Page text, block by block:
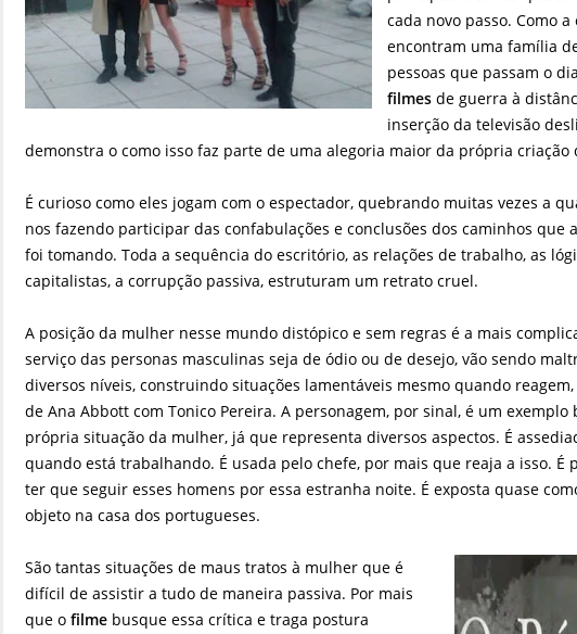
cada novo passo. Como
encontram uma família
pessoas que passam o
filmesde guerra à
inserção da televisão
demonstra o como isso faz parte de uma alegoria maior da própria criação
É curioso como eles jogam com o espectador, quebrando muitas vezes a
nos fazendo participar das confabulações e conclusões dos caminhos que
foi tomando. Toda a sequência do escritório, as relações de trabalho, as
capitalistas, a corrupção passiva, estruturam um retrato cruel.
A posição da mulher nesse mundo distópico e sem regras é a mais
serviço das personas masculinas seja de ódio ou de desejo, vão sendo
diversos níveis, construindo situações lamentáveis mesmo quando reagem,
de Ana Abbott com Tonico Pereira. A personagem, por sinal, é um exemplo
própria situação da mulher, já que representa diversos aspectos. É
quando está trabalhando. É usada pelo chefe, por mais que reaja a isso. É
ter que seguir esses homens por essa estranha noite. É exposta quase
objeto na casa dos portugueses.
São tantas situações de maus tratos à mulher que é
difícil de assistir a tudo de maneira passiva. Por mais
que ofilme busque essa crítica e traga postura